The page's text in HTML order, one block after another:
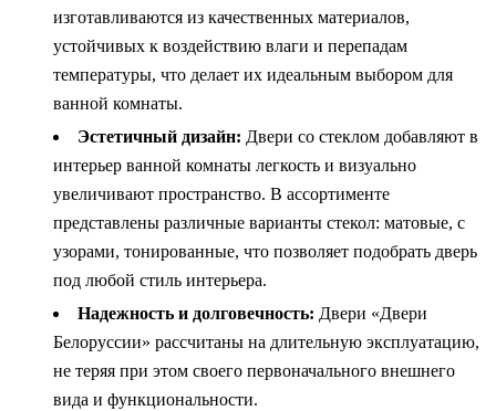
изготавливаются из качественных материалов,
устойчивых к воздействию влаги и перепадам
температуры, что делает их идеальным выбором для
ванной комнаты.
Эстетичный дизайн: Двери со стеклом добавляют в
интерьер ванной комнаты легкость и визуально
увеличивают пространство. В ассортименте
представлены различные варианты стекол: матовые, с
узорами, тонированные, что позволяет подобрать дверь
под любой стиль интерьера.
Надежность и долговечность: Двери «Двери
Белоруссии» рассчитаны на длительную эксплуатацию,
не теряя при этом своего первоначального внешнего
вида и функциональности.